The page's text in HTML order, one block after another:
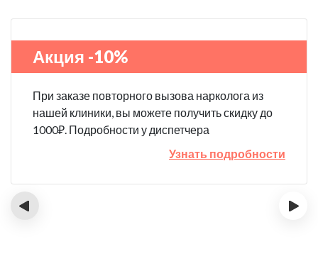
Акция -10%
При заказе повторного вызова нарколога из
нашей клиники, вы можете получить скидку до
1000₽. Подробности у диспетчера
Узнать подробности
‹ ›